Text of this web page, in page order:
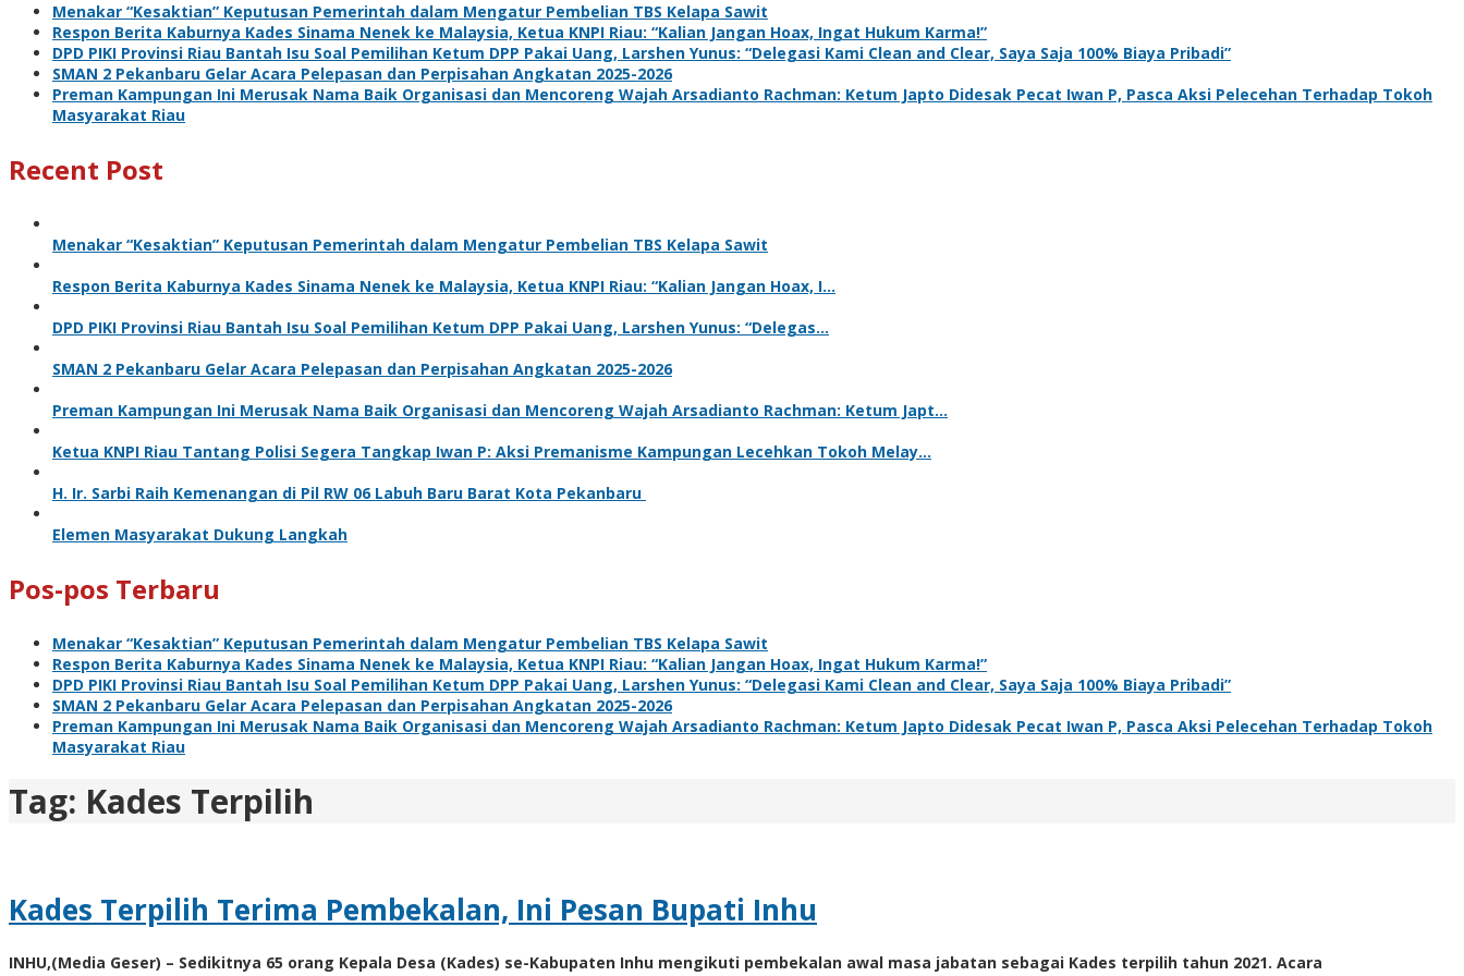
Menakar “Kesaktian” Keputusan Pemerintah dalam Mengatur Pembelian TBS Kelapa Sawit
Respon Berita Kaburnya Kades Sinama Nenek ke Malaysia, Ketua KNPI Riau: “Kalian Jangan Hoax, Ingat Hukum Karma!”
DPD PIKI Provinsi Riau Bantah Isu Soal Pemilihan Ketum DPP Pakai Uang, Larshen Yunus: “Delegasi Kami Clean and Clear, Saya Saja 100% Biaya Pribadi”
SMAN 2 Pekanbaru Gelar Acara Pelepasan dan Perpisahan Angkatan 2025-2026
Preman Kampungan Ini Merusak Nama Baik Organisasi dan Mencoreng Wajah Arsadianto Rachman: Ketum Japto Didesak Pecat Iwan P, Pasca Aksi Pelecehan Terhadap Tokoh
Masyarakat Riau
Recent Post
Menakar “Kesaktian” Keputusan Pemerintah dalam Mengatur Pembelian TBS Kelapa Sawit
Respon Berita Kaburnya Kades Sinama Nenek ke Malaysia, Ketua KNPI Riau: “Kalian Jangan Hoax, I…
DPD PIKI Provinsi Riau Bantah Isu Soal Pemilihan Ketum DPP Pakai Uang, Larshen Yunus: “Delegas…
SMAN 2 Pekanbaru Gelar Acara Pelepasan dan Perpisahan Angkatan 2025-2026
Preman Kampungan Ini Merusak Nama Baik Organisasi dan Mencoreng Wajah Arsadianto Rachman: Ketum Japt…
Ketua KNPI Riau Tantang Polisi Segera Tangkap Iwan P: Aksi Premanisme Kampungan Lecehkan Tokoh Melay…
H. Ir. Sarbi Raih Kemenangan di Pil RW 06 Labuh Baru Barat Kota Pekanbaru
Elemen Masyarakat Dukung Langkah
Pos-pos Terbaru
Menakar “Kesaktian” Keputusan Pemerintah dalam Mengatur Pembelian TBS Kelapa Sawit
Respon Berita Kaburnya Kades Sinama Nenek ke Malaysia, Ketua KNPI Riau: “Kalian Jangan Hoax, Ingat Hukum Karma!”
DPD PIKI Provinsi Riau Bantah Isu Soal Pemilihan Ketum DPP Pakai Uang, Larshen Yunus: “Delegasi Kami Clean and Clear, Saya Saja 100% Biaya Pribadi”
SMAN 2 Pekanbaru Gelar Acara Pelepasan dan Perpisahan Angkatan 2025-2026
Preman Kampungan Ini Merusak Nama Baik Organisasi dan Mencoreng Wajah Arsadianto Rachman: Ketum Japto Didesak Pecat Iwan P, Pasca Aksi Pelecehan Terhadap Tokoh
Masyarakat Riau
Tag: Kades Terpilih
Kades Terpilih Terima Pembekalan, Ini Pesan Bupati Inhu
INHU,(Media Geser) – Sedikitnya 65 orang Kepala Desa (Kades) se-Kabupaten Inhu mengikuti pembekalan awal masa jabatan sebagai Kades terpilih tahun 2021. Acara